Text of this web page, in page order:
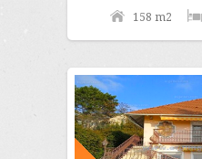
területből áll), 158 m2-es...
158 m2